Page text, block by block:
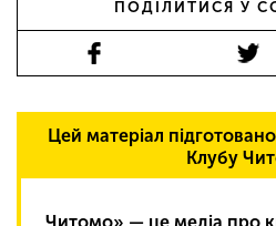
ПОДІЛИТИСЯ У
Цей матеріал
Клубу